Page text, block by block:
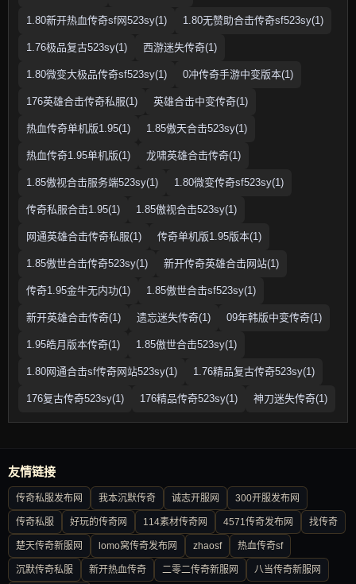
1.80新开热血传奇sf网523sy(1) 1.80无赞助合击传奇sf523sy(1)
1.76极品复古523sy(1) 西游迷失传奇(1)
1.80微变大极品传奇sf523sy(1) 0冲传奇手游中变版本(1)
176英雄合击传奇私服(1) 英雄合击中变传奇(1)
热血传奇单机版1.95(1) 1.85傲天合击523sy(1)
热血传奇1.95单机版(1) 龙啸英雄合击传奇(1)
1.85傲视合击服务端523sy(1) 1.80微变传奇sf523sy(1)
传奇私服合击1.95(1) 1.85傲视合击523sy(1)
网通英雄合击传奇私服(1) 传奇单机版1.95版本(1)
1.85傲世合击传奇523sy(1) 新开传奇英雄合击网站(1)
传奇1.95金牛无内功(1) 1.85傲世合击sf523sy(1)
新开英雄合击传奇(1) 遗忘迷失传奇(1) 09年韩版中变传奇(1)
1.95皓月版本传奇(1) 1.85傲世合击523sy(1)
1.80网通合击sf传奇网站523sy(1) 1.76精品复古传奇523sy(1)
176复古传奇523sy(1) 176精品传奇523sy(1) 神刀迷失传奇(1)
友情链接
传奇私服发布网 我本沉默传奇 诚志开服网 300开服发布网
传奇私服 好玩的传奇网 114素材传奇网 4571传奇发布网 找传奇
楚天传奇新服网 lomo窝传奇发布网 zhaosf 热血传奇sf
沉默传奇私服 新开热血传奇 二零二传奇新服网 八当传奇新服网